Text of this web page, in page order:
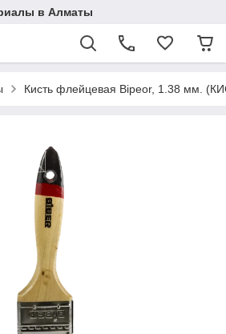
в Алматы
Кисть флейцевая Bipeor, 1.38 мм.